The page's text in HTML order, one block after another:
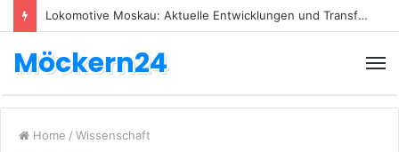
Lokomotive Moskau: Aktuelle Entwicklungen und Transfers
Möckern24
Home / Wissenschaft